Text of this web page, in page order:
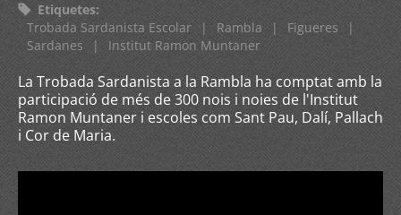
Etiquetes:
Trobada Sardanista Escolar
| Rambla | Figueres
|
Sardanes
| Institut Ramon Muntaner
La Trobada Sardanista a la Rambla ha comptat amb la
participació de més de 300 nois i noies de l'Institut
Ramon Muntaner i escoles com Sant Pau, Dalí, Pallach
i Cor de Maria.